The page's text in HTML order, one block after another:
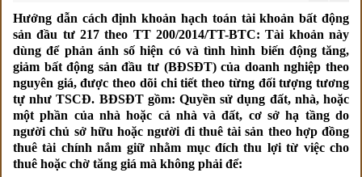
Hướng dẫn cách định khoản hạch toán tài khoản bất động
sản đầu tư 217 theo TT 200/2014/TT-BTC:Tài khoản này
dùng để phản ánh số hiện có và tình hình biến động tăng,
giảm bất động sản đầu tư (BĐSĐT) của doanh nghiệp theo
nguyên giá, được theo dõi chi tiết theo từng đối tượng tương
tự như TSCĐ. BĐSĐT gồm: Quyền sử dụng đất, nhà, hoặc
một phần của nhà hoặc cả nhà và đất, cơ sở hạ tầng do
người chủ sở hữu hoặc người đi thuê tài sản theo hợp đồng
thuê tài chính nắm giữ nhằm mục đích thu lợi từ việc cho
thuê hoặc chờ tăng giá mà không phải để: